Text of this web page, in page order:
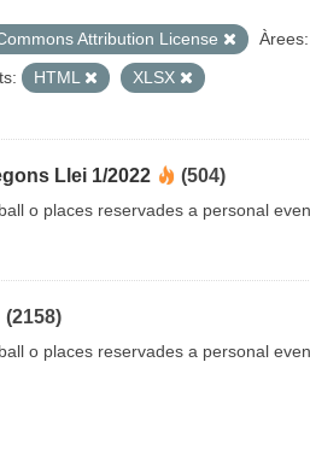
Attribution License Àrees:
HTML XLSX
Llei 1/2022 (504)
o places reservades a personal
(2158)
o places reservades a personal